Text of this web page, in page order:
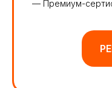
— Премиум-